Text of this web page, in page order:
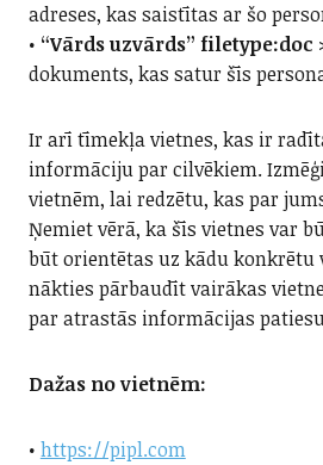
adreses, kas saistītas ar šo
• “Vārds uzvārds” filetype:doc
dokuments, kas satur šīs
Ir arī tīmekļa vietnes, kas ir
informāciju par cilvēkiem.
vietnēm, lai redzētu, kas par
Ņemiet vērā, ka šīs vietnes var
būt orientētas uz kādu konkrētu
nākties pārbaudīt vairākas
par atrastās informācijas
Dažas no vietnēm:
• https://pipl.com